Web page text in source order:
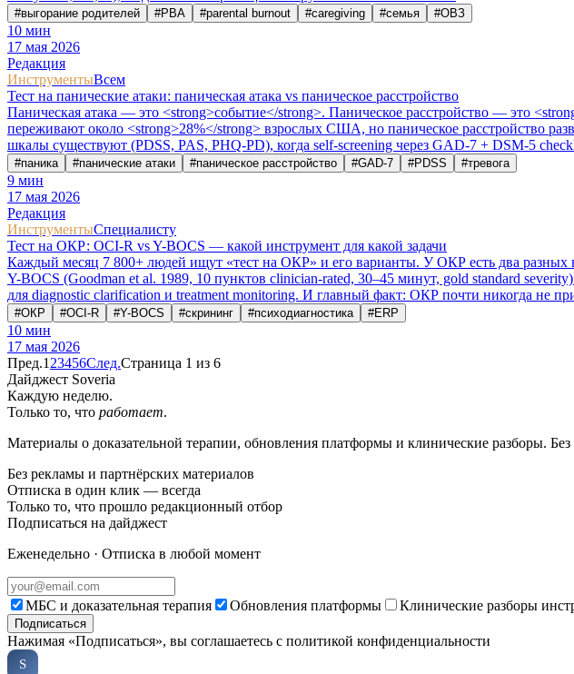
#выгорание родителей #PBA #parental burnout #caregiving #семья #ОВЗ
10 мин
17 мая 2026
Редакция
ИнструментыВсем
Тест на панические атаки: паническая атака vs паническое расстройство
Паническая атака — это <strong>событие</strong>. Паническое расстройство — это
переживают около <strong>28%</strong> взрослых США, но паническое расстройство
шкалы существуют (PDSS, PAS, PHQ-PD), когда self-screening через GAD-7 + DSM-5
#паника #панические атаки #паническое расстройство #GAD-7 #PDSS #тревога
9 мин
17 мая 2026
Редакция
ИнструментыСпециалисту
Тест на ОКР: OCI-R vs Y-BOCS — какой инструмент для какой задачи
Каждый месяц 7 800+ людей ищут «тест на ОКР» и его варианты. У ОКР есть два
Y-BOCS (Goodman et al. 1989, 10 пунктов clinician-rated, 30–45 минут, gold standard
для diagnostic clarification и treatment monitoring. И главный факт: ОКР почти никогда не
#ОКР #OCI-R #Y-BOCS #скрининг #психодиагностика #ERP
10 мин
17 мая 2026
Пред.1 23456След.Страница 1 из 6
Дайджест Soveria
Каждую неделю.
Только то, что работает.
Материалы о доказательной терапии, обновления платформы и клинические разборы.
Без рекламы и партнёрских материалов
Отписка в один клик — всегда
Только то, что прошло редакционный отбор
Подписаться на дайджест
Еженедельно · Отписка в любой момент
МБС и доказательная терапия Обновления платформы Клинические разборы
Подписаться
Нажимая «Подписаться», вы соглашаетесь с политикой конфиденциальности
S